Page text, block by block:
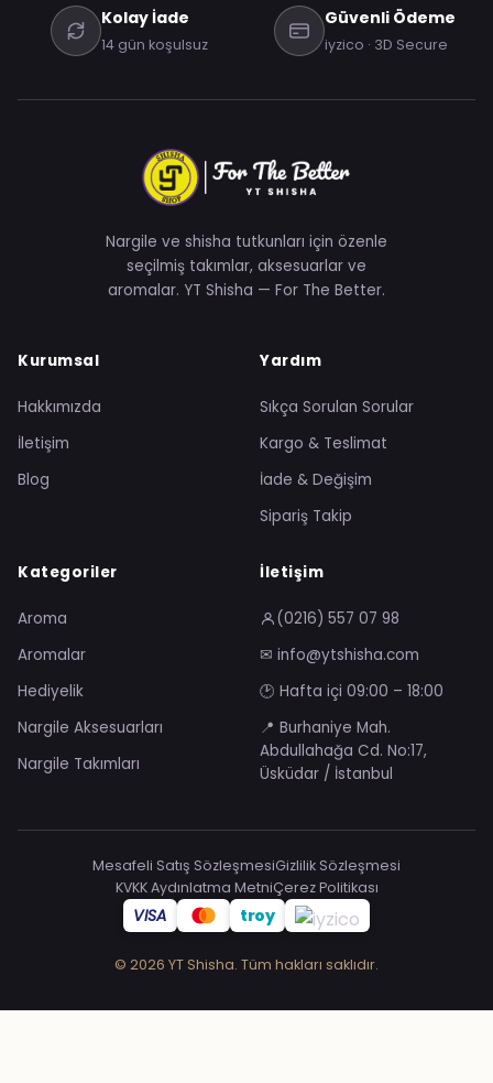
Kolay İade
14 gün koşulsuz
Güvenli Ödeme
iyzico · 3D Secure
Nargile ve shisha tutkunları için özenle
seçilmiş takımlar, aksesuarlar ve
aromalar. YT Shisha — For The Better.
Kurumsal
Hakkımızda
İletişim
Blog
Yardım
Sıkça Sorulan Sorular
Kargo & Teslimat
İade & Değişim
Sipariş Takip
Kategoriler
Aroma
Aromalar
Hediyelik
Nargile Aksesuarları
Nargile Takımları
İletişim
(0216) 557 07 98
✉ info@ytshisha.com
🕑 Hafta içi 09:00 – 18:00
📍 Burhaniye Mah.
Abdullahağa Cd. No:17,
Üsküdar / İstanbul
Mesafeli Satış SözleşmesiGizlilik Sözleşmesi
KVKK Aydınlatma MetniÇerez Politikası
VISA troy
© 2026 YT Shisha. Tüm hakları saklıdır.